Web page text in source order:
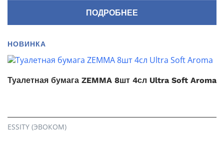
ПОДРОБНЕЕ
НОВИНКА
Туалетная бумага ZEMMA 8шт 4сл Ultra Soft Aroma
ESSITY (ЭВОКОМ)